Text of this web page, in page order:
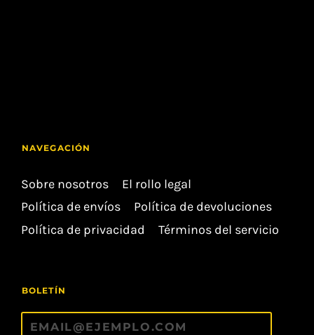
NAVEGACIÓN
Sobre nosotros
El rollo legal
Política de envíos
Política de devoluciones
Política de privacidad
Términos del servicio
BOLETÍN